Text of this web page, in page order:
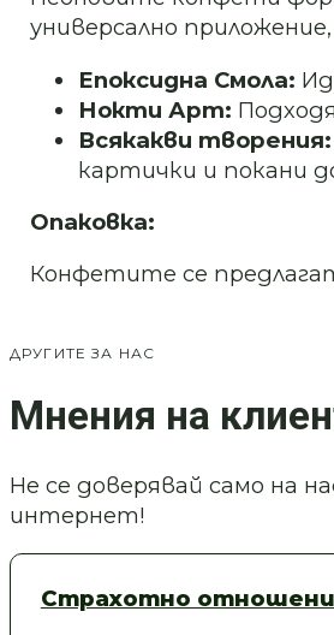
универсално
Епоксидна Смола:
Нокти Арт:
Всякакви творения:
картички и покани
Опаковка:
Конфетите се
ДРУГИТЕ ЗА НАС
Мнения на
Не се доверявай само на
интернет!
Страхотно